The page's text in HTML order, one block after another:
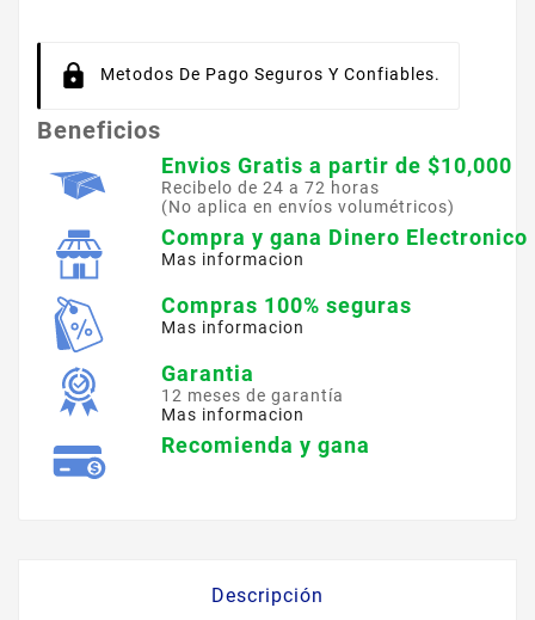
Metodos De Pago Seguros Y Confiables.
Beneficios
Envios Gratis a partir de $10,000
Recibelo de 24 a 72 horas
(No aplica en envíos volumétricos)
Compra y gana Dinero Electronico
Mas informacion
Compras 100% seguras
Mas informacion
Garantia
12 meses de garantía
Mas informacion
Recomienda y gana
Descripción